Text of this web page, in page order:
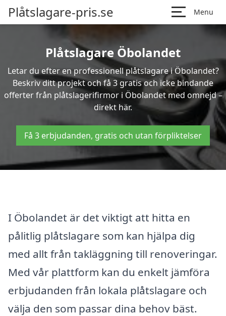
Plåtslagare-pris.se Menu
Plåtslagare Öbolandet
Letar du efter en professionell plåtslagare i Öbolandet?
Beskriv ditt projekt och få 3 gratis och icke bindande
offerter från plåtslagerifirmor i Öbolandet med omnejd –
direkt här.
Få 3 erbjudanden, gratis och utan förpliktelser
I Öbolandet är det viktigt att hitta en
pålitlig plåtslagare som kan hjälpa dig
med allt från takläggning till renoveringar.
Med vår plattform kan du enkelt jämföra
erbjudanden från lokala plåtslagare och
välja den som passar dina behov bäst.